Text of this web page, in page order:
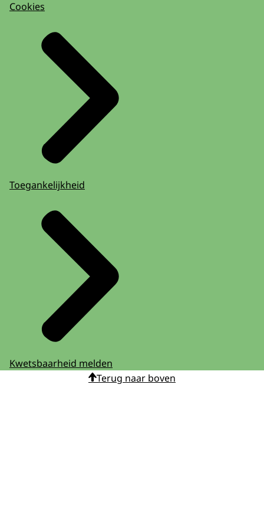
Cookies
Toegankelijkheid
Kwetsbaarheid melden
Terug naar boven